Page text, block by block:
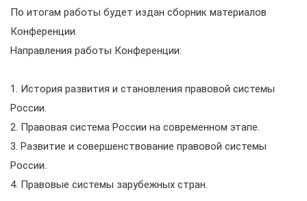
По итогам работы будет издан сборник материалов
Конференции.
Направления работы Конференции:
1. История развития и становления правовой системы
России.
2. Правовая система России на современном этапе.
3. Развитие и совершенствование правовой системы
России.
4. Правовые системы зарубежных стран.